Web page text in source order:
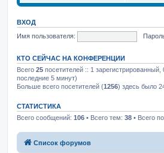
ВХОД
Имя пользователя:
КТО СЕЙЧАС НА КОНФЕРЕНЦИИ
Всего 25 посетителей :: 1
последние 5 минут)
Больше всего посетителей (1256) здесь было
СТАТИСТИКА
Всего сообщений: 106 • Всего тем: 38 • Всего
Список форумов